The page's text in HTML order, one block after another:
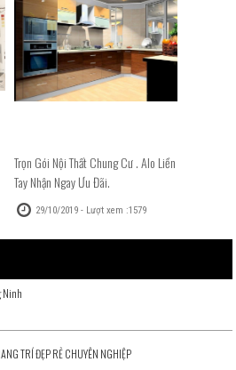
Trọn Gói Nội Thất Chung Cư . Alo Liền
Tay Nhận Ngay Ưu Đãi.
29/10/2019 - Lượt xem :1579
Ninh
TRÍ ĐẸP RẺ CHUYÊN NGHIỆP